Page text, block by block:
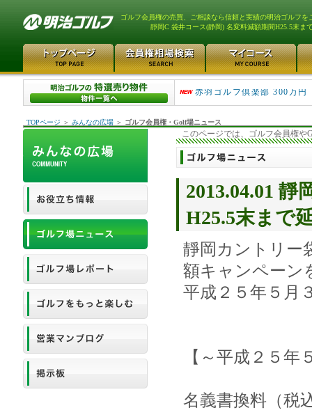
ゴルフ会員権の売買、ご相談なら信頼と実績の明治ゴルフを
靜岡C 袋井コース(静岡) 名変料減額期間H25.5末ま
スカイウェイカントリー
赤羽ゴルフ倶楽部 300万円
TOPページ ＞ みんなの広場 ＞ ゴルフ会員権・Golf場ニュース
このページでは、ゴルフ会員権や
2013.04.01
H25.5末まで
靜岡カントリー
額キャンペーン
平成２５年５月
【～平成２５年
名義書換料（税